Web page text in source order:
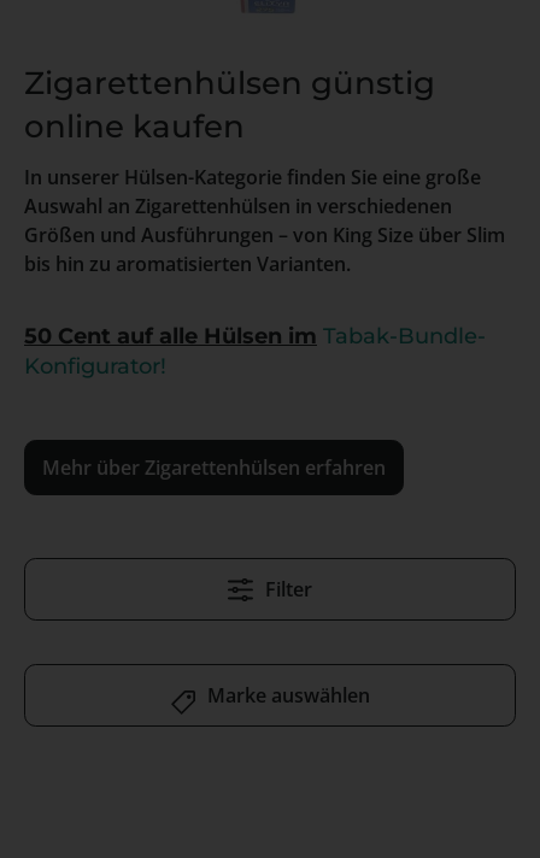
Zigarettenhülsen günstig
online kaufen
In unserer Hülsen-Kategorie finden Sie eine große
Auswahl an Zigarettenhülsen in verschiedenen
Größen und Ausführungen – von King Size über Slim
bis hin zu aromatisierten Varianten.
50 Cent auf alle Hülsen im Tabak-Bundle-
Konfigurator!
Mehr über Zigarettenhülsen erfahren
Filter
Marke auswählen